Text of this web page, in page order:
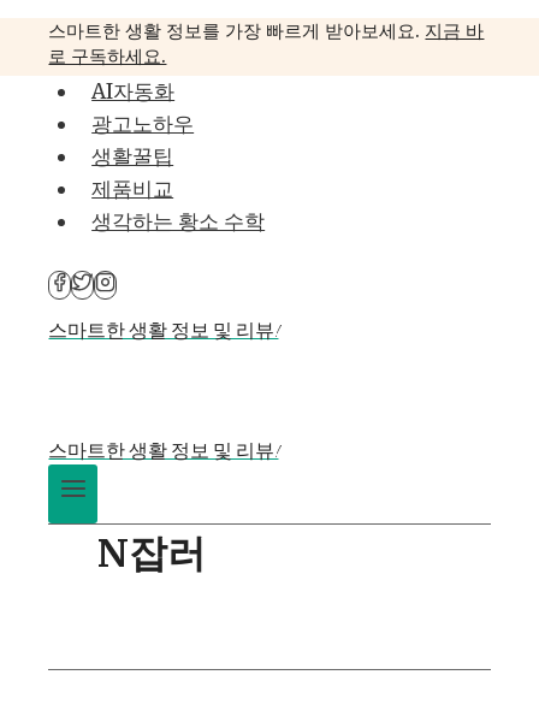
스마트한 생활 정보를 가장 빠르게 받아보세요. 지금 바
로 구독하세요.
AI자동화
광고노하우
생활꿀팁
제품비교
생각하는 황소 수학
스마트한 생활 정보 및 리뷰!
스마트한 생활 정보 및 리뷰!
N잡러